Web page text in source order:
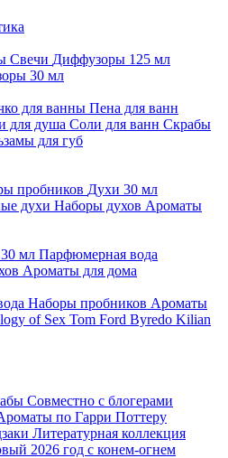
Свечи Диффузоры 125 мл
30 мл
для ванны Пена для ванн
для душа Соли для ванн Скрабы
для губ
пробников Духи 30 мл
духи Наборы духов Ароматы
мл Парфюмерная вода
Ароматы для дома
Наборы пробников Ароматы
of Sex Tom Ford Byredo Kilian
Совместно с блогерами
по Гарри Поттеру
Литературная коллекция
2026 год с конем-огнем